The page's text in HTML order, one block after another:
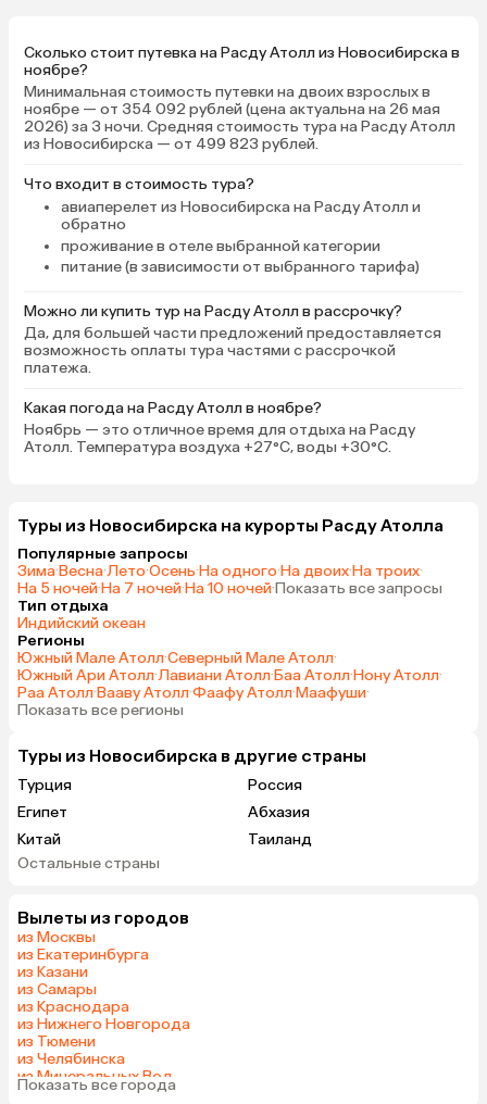
Сколько стоит путевка на Расду Атолл из Новосибирска в
ноябре?
Минимальная стоимость путевки на двоих взрослых в
ноябре — от 354 092 рублей (цена актуальна на 26 мая
2026) за 3 ночи. Средняя стоимость тура на Расду Атолл
из Новосибирска — от 499 823 рублей.
Что входит в стоимость тура?
авиаперелет из Новосибирска на Расду Атолл и
обратно
проживание в отеле выбранной категории
питание (в зависимости от выбранного тарифа)
Можно ли купить тур на Расду Атолл в рассрочку?
Да, для большей части предложений предоставляется
возможность оплаты тура частями с рассрочкой
платежа.
Какая погода на Расду Атолл в ноябре?
Ноябрь — это отличное время для отдыха на Расду
Атолл. Температура воздуха +27°C, воды +30°C.
Туры из Новосибирска на курорты Расду Атолла
Популярные запросы
Зима·Весна·Лето·Осень·На одного·На двоих·На троих·
На 5 ночей·На 7 ночей·На 10 ночей·Показать все запросы
Тип отдыха
Индийский океан
Регионы
Южный Мале Атолл·Северный Мале Атолл·
Южный Ари Атолл·Лавиани Атолл·Баа Атолл·Нону Атолл·
Раа Атолл·Вааву Атолл·Фаафу Атолл·Маафуши·
Показать все регионы
Туры из Новосибирска в другие страны
Турция
Россия
Египет
Абхазия
Китай
Таиланд
Вьетнам
Беларусь
Шри-Ланка
Азербайджан
Сербия
Киргизия
Саудовская Аравия
Венгрия
Остальные страны
Вылеты из городов
из Москвы
из Екатеринбурга
из Казани
из Самары
из Краснодара
из Нижнего Новгорода
из Тюмени
из Челябинска
из Минеральных Вод
из Омска
Показать все города